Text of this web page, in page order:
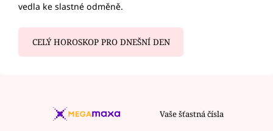
vedla ke slastné odměně.
CELÝ HOROSKOP PRO DNEŠNÍ DEN
Vaše šťastná čísla